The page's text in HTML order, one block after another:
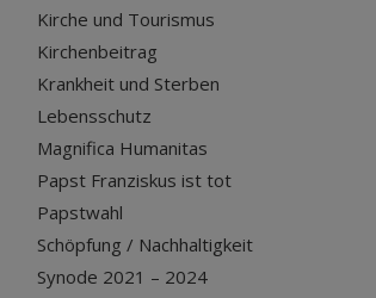
Kirche und Tourismus
Kirchenbeitrag
Krankheit und Sterben
Lebensschutz
Magnifica Humanitas
Papst Franziskus ist tot
Papstwahl
Schöpfung / Nachhaltigkeit
Synode 2021 – 2024